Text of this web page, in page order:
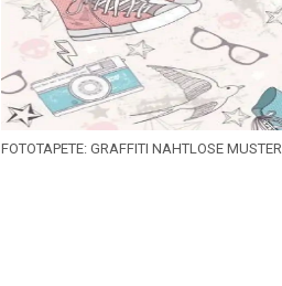
FOTOTAPETE: GRAFFITI NAHTLOSE MUSTER